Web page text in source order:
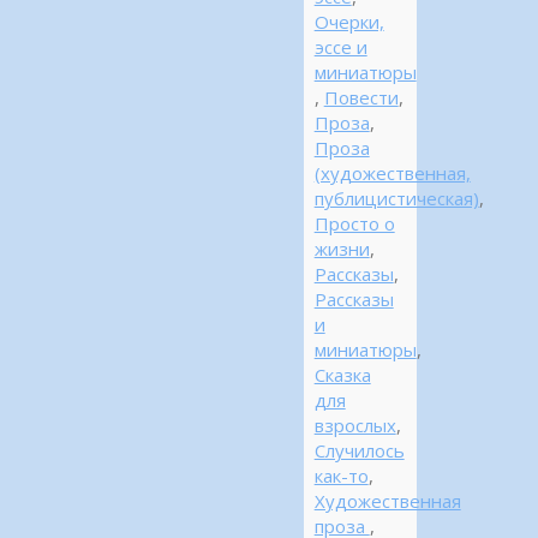
Очерки,
эссе и
миниатюры
, Повести,
Проза,
Проза
(художественная,
публицистическая),
Просто о
жизни,
Рассказы,
Рассказы
и
миниатюры,
Сказка
для
взрослых,
Случилось
как-то,
Художественная
проза ,